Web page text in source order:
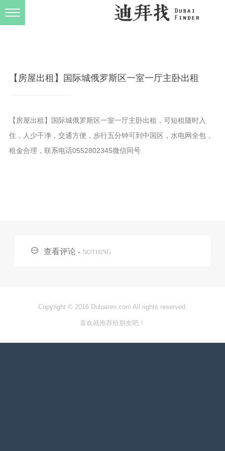
【房屋出租】国际城俄罗斯区一室一厅主卧出租
【房屋出租】国际城俄罗斯区一室一厅主卧出租，可短租随时入
住，人少干净，交通方便，步行五分钟可到中国区，水电网全包，
租金合理，联系电话0552802345微信同号
 查看评论 - NOTHING
Copyright © 2016 Dubairen.com All rights reserved.
喜欢就推荐给朋友吧！